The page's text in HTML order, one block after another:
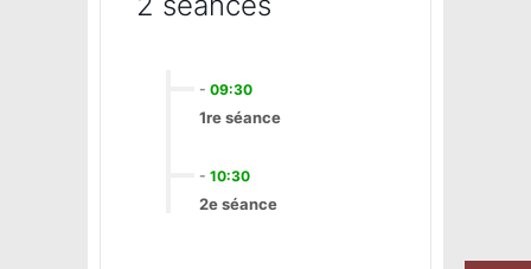
- 09:30
1re séance
- 10:30
2e séance